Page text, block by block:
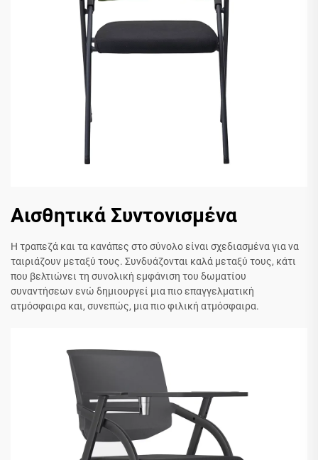
Αισθητικά Συντονισμένα
Η τραπεζά και τα κανάπες στο σύνολο είναι σχεδιασμένα για να
ταιριάζουν μεταξύ τους. Συνδυάζονται καλά μεταξύ τους, κάτι
που βελτιώνει τη συνολική εμφάνιση του δωματίου
συναντήσεων ενώ δημιουργεί μια πιο επαγγελματική
ατμόσφαιρα και, συνεπώς, μια πιο φιλική ατμόσφαιρα.